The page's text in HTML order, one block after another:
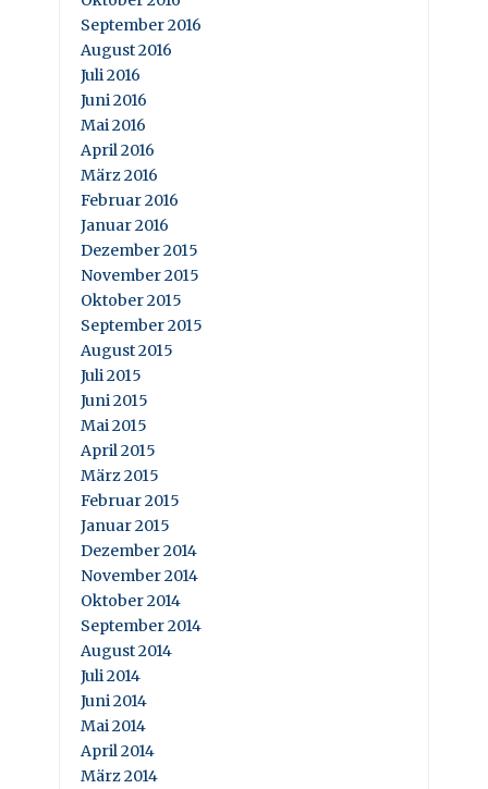
September 2016
August 2016
Juli 2016
Juni 2016
Mai 2016
April 2016
März 2016
Februar 2016
Januar 2016
Dezember 2015
November 2015
Oktober 2015
September 2015
August 2015
Juli 2015
Juni 2015
Mai 2015
April 2015
März 2015
Februar 2015
Januar 2015
Dezember 2014
November 2014
Oktober 2014
September 2014
August 2014
Juli 2014
Juni 2014
Mai 2014
April 2014
März 2014